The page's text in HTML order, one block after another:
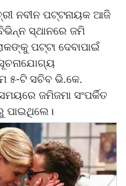
ନବୀନ ପଟ୍ଟନାୟକ ଆଜି
ସ୍ଥାନରେ ଜମି
ପଟ୍ଟା ଦେବାପାଇଁ
୫-ଟି ସଚିବ ଭି.କେ.
ଜମିଜମା ସଂପର୍କିତ